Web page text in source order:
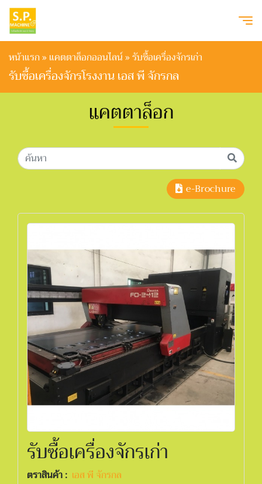
หน้าแรก»แคตตาล็อกออนไลน์»รับซื้อเครื่องจักรเก่า
รับซื้อเครื่องจักรโรงงาน เอส พี จักรกล
แคตตาล็อก
e-Brochure
รับซื้อเครื่องจักรเก่า
ตราสินค้า : เอส พี จักรกล